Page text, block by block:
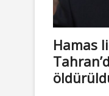
Hamas